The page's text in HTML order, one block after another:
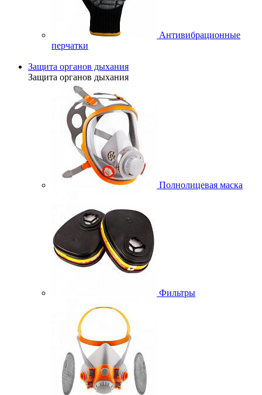
Антивибрационные
перчатки
Защита органов дыхания
Защита органов дыхания
Полнолицевая маска
Фильтры